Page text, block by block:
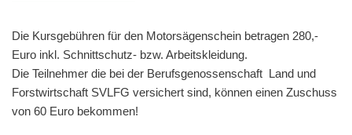
Die Kursgebühren für den Motorsägenschein betragen 280,-
Euro inkl. Schnittschutz- bzw. Arbeitskleidung.
Die Teilnehmer die bei der Berufsgenossenschaft Land und
Forstwirtschaft SVLFG versichert sind, können einen Zuschuss
von 60 Euro bekommen!